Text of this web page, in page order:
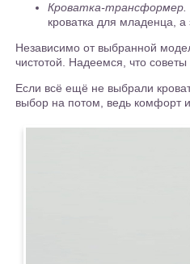
Кроватка-трансформер.
кроватка для младенца, а
Независимо от выбранной
чистотой. Надеемся, что
Если всё ещё не выбрали
выбор на потом, ведь комфорт